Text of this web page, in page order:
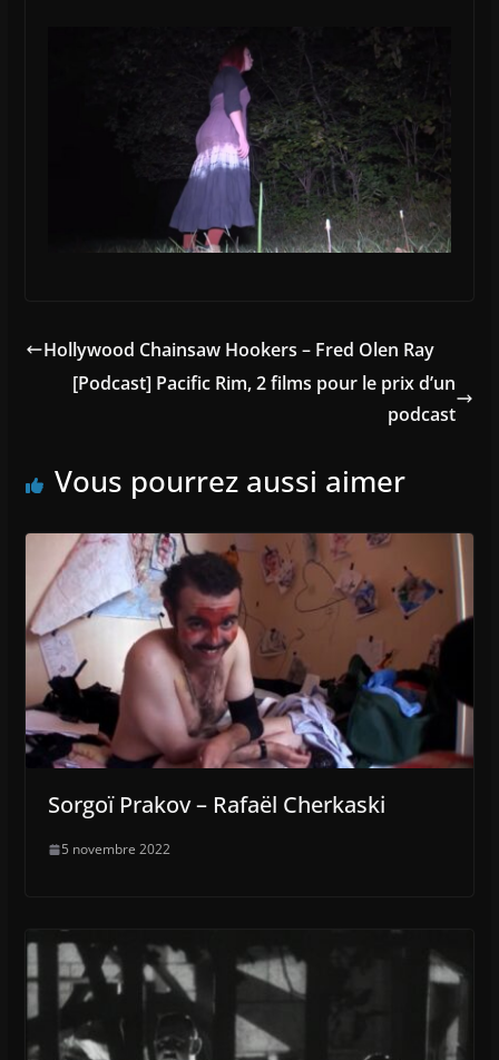
Hollywood Chainsaw Hookers – Fred Olen Ray
[Podcast] Pacific Rim, 2 films pour le prix d’un
podcast
Vous pourrez aussi aimer
Sorgoï Prakov – Rafaël Cherkaski
5 novembre 2022